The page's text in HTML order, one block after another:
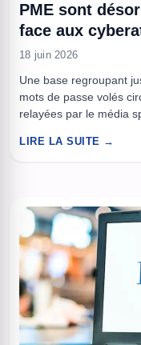
PME sont
face aux
18 juin 2026
Une base regroupant
mots de passe volés
relayées par le média
s’agit pas d’une fuite
LIRE LA SUITE →